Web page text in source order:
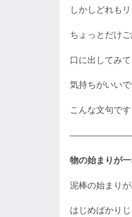
しかしどれも
ちょっとだけご
口に出してみて
気持ちがいいで
こんな文句です
物の始まりが
泥棒の始まり
はじめばかり